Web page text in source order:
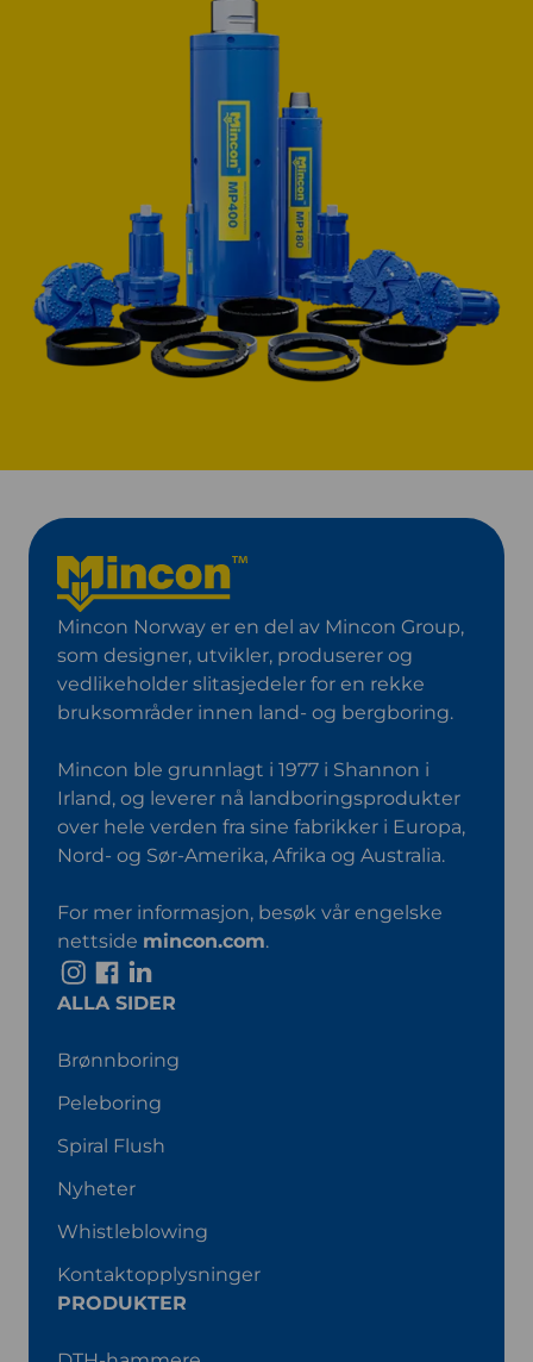
Mincon Norway er en del av Mincon Group,
som designer, utvikler, produserer og
vedlikeholder slitasjedeler for en rekke
bruksområder innen land- og bergboring.
Mincon ble grunnlagt i 1977 i Shannon i
Irland, og leverer nå landborings­produkter
over hele verden fra sine fabrikker i Europa,
Nord- og Sør-Amerika, Afrika og Australia.
For mer informasjon, besøk vår engelske
nettside mincon.com.
n
t
g
r
m
F
a
e
o
o
i
k
d
I
ALLA SIDER
Brønnboring
Peleboring
Spiral Flush
Nyheter
Whistleblowing
Kontaktopplysninger
PRODUKTER